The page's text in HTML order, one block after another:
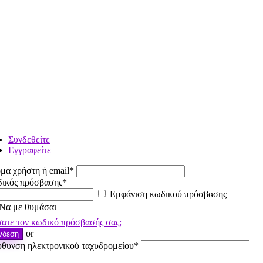
Συνδεθείτε
Εγγραφείτε
χρήστη ή email*
πρόσβασης*
Εμφάνιση κωδικού πρόσβασης
με θυμάσαι
τον κωδικό πρόσβασής σας;
or
ηλεκτρονικού ταχυδρομείου*